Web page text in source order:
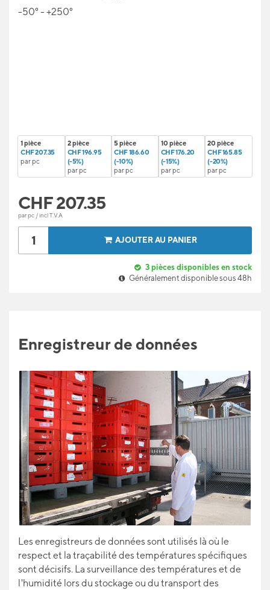
-50° - +250°
1 pièce
CHF 207.35
par pc
2 pièce
CHF 196.95
(-5%)
par pc
5 pièce
CHF 186.60
(-10%)
par pc
10 pièce
CHF 176.20
(-15%)
par pc
20 pièce
CHF 165.85
(-20%)
par pc
CHF207.35
par pc / incl T.V.A
AJOUTER AU PANIER
3 pièces disponibles en stock
Généralement disponible sous 48h
Enregistreur de données
Les enregistreurs de données sont utilisés là où le
respect et la traçabilité des températures spécifiques
sont décisifs. La surveillance des températures et de
l'humidité lors du stockage ou du transport des